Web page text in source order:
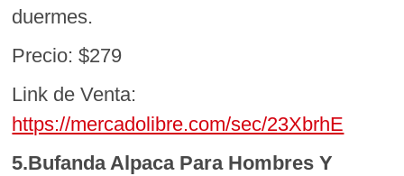
duermes.
Precio: $279
Link de Venta:
https://mercadolibre.com/sec/23XbrhE
5.Bufanda Alpaca Para Hombres Y